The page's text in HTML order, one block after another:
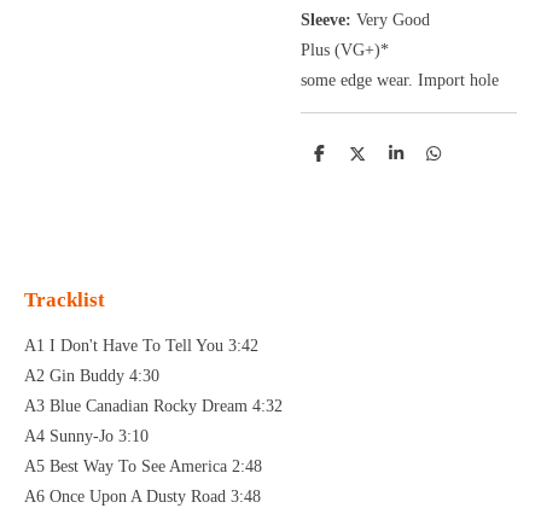
Sleeve: Very Good
Plus (VG+)*
some edge wear. Import hole
D
D
S
D
Tracklist
A1 I Don't Have To Tell You 3:42
A2 Gin Buddy 4:30
A3 Blue Canadian Rocky Dream 4:32
A4 Sunny-Jo 3:10
A5 Best Way To See America 2:48
A6 Once Upon A Dusty Road 3:48